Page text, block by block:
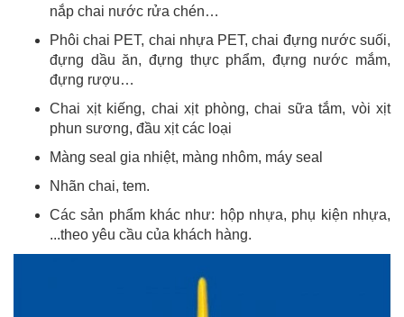
nắp chai nước rửa chén…
Phôi chai PET, chai nhựa PET, chai đựng nước suối,
đựng dầu ăn, đựng thực phẩm, đựng nước mắm,
đựng rượu…
Chai xịt kiếng, chai xịt phòng, chai sữa tắm, vòi xịt
phun sương, đầu xịt các loại
Màng seal gia nhiệt, màng nhôm, máy seal
Nhãn chai, tem.
Các sản phẩm khác như: hộp nhựa, phụ kiện nhựa,
...theo yêu cầu của khách hàng.